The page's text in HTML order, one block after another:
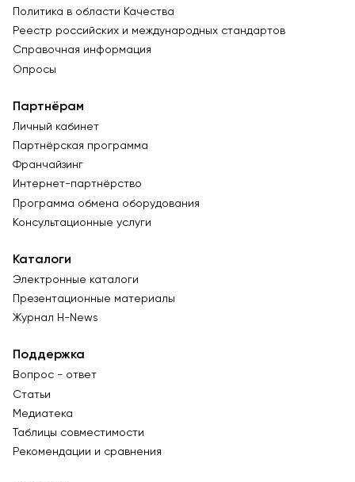
Политика в области Качества
Реестр российских и международных стандартов
Справочная информация
Опросы
Партнёрам
Личный кабинет
Партнёрская программа
Франчайзинг
Интернет-партнёрство
Программа обмена оборудования
Консультационные услуги
Каталоги
Электронные каталоги
Презентационные материалы
Журнал Н-News
Поддержка
Вопрос - ответ
Статьи
Медиатека
Таблицы совместимости
Рекомендации и сравнения